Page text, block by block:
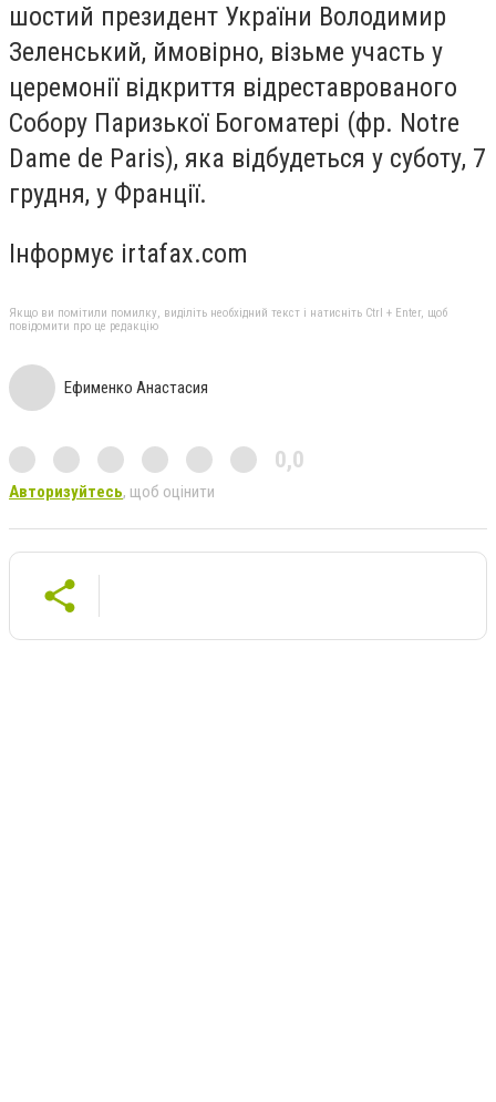
шостий президент України Володимир
Зеленський, ймовірно, візьме участь у
церемонії відкриття відреставрованого
Собору Паризької Богоматері (фр. Notre
Dame de Paris), яка відбудеться у суботу, 7
грудня, у Франції.
Інформує irtafax.com
Якщо ви помітили помилку, виділіть необхідний текст і натисніть Ctrl + Enter, щоб
повідомити про це редакцію
Ефименко Анастасия
0,0
Авторизуйтесь, щоб оцінити